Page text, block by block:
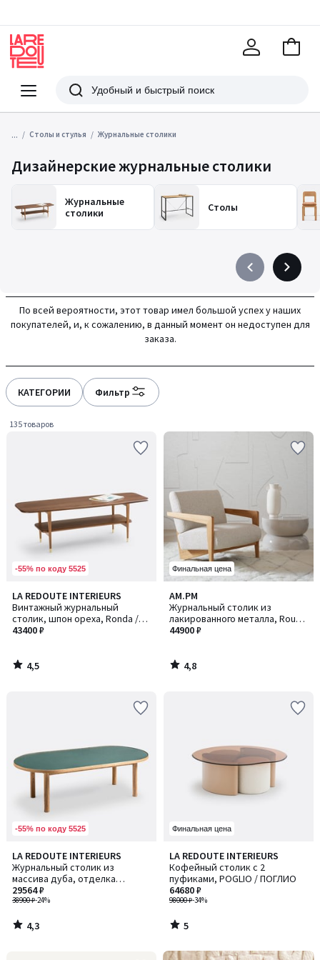
Меню
Redoute
Поиск
В
... Столы и стулья Журнальные столики
Дизайнерские журнальные столики
Журнальные
столики
Столы
Précédent
à
gauche
Suivant
à
droite
По всей вероятности, этот товар имел большой успех у наших
покупателей, и, к сожалению, в данный момент он недоступен для
заказа.
КАТЕГОРИИ Фильтр
135 товаров
-55% по коду 5525
LA REDOUTE INTERIEURS
Винтажный журнальный
столик, шпон ореха, Ronda /
Ронда
43400 ₽
4,5
/ 5
4,5
/
Финальная цена
AM.PM
Журнальный столик из
лакированного металла, Rouva
/ Рува
44900 ₽
4,8
/ 5
4,8
/
-55% по коду 5525
LA REDOUTE INTERIEURS
Журнальный столик из
массива дуба, отделка
шпоном и стеклом, Evergreen /
Эвергрин
38900 ₽-24%
29564 ₽
4,3
/ 5
4,3
/
Финальная цена
LA REDOUTE INTERIEURS
Кофейный столик с 2
пуфиками, POGLIO / ПОГЛИО
98000 ₽-34%
64680 ₽
5
/
5
5
/
Ближе,